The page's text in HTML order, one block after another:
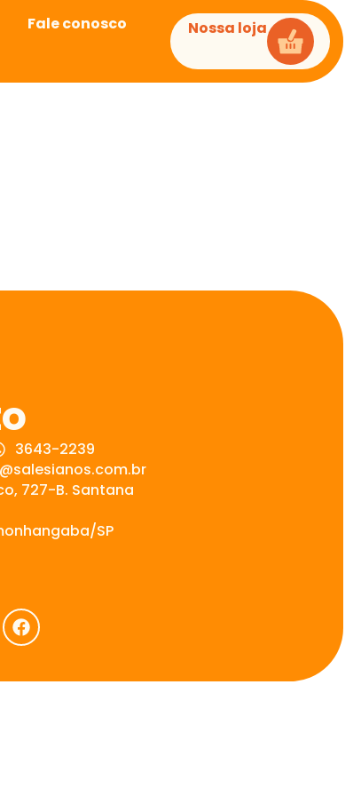
Fale conosco Nossa loja
3643-2239
727-B. Santana
SP